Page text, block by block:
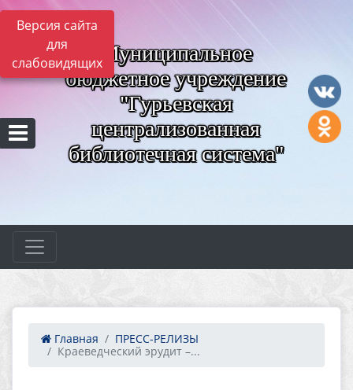
Версия сайта
для
слабовидящих Муниципальное
бюджетное учреждение
"Гурьевская
централизованная
библиотечная система"
Главная
ПРЕСС-РЕЛИЗЫ
Краеведческий эрудит –...